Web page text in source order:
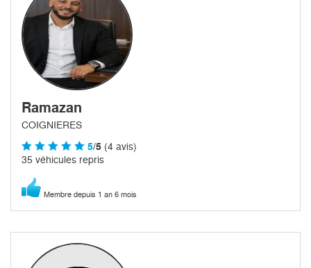
Ramazan
COIGNIERES
5/5 (4 avis)
35 véhicules repris
Membre depuis 1 an 6 mois